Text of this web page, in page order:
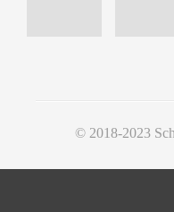
© 2018-2023